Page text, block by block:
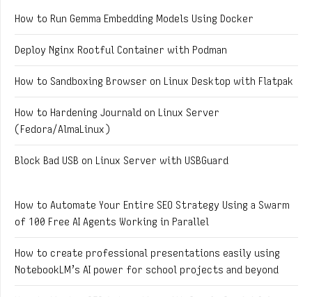
How to Run Gemma Embedding Models Using Docker
Deploy Nginx Rootful Container with Podman
How to Sandboxing Browser on Linux Desktop with Flatpak
How to Hardening Journald on Linux Server
(Fedora/AlmaLinux)
Block Bad USB on Linux Server with USBGuard
How to Automate Your Entire SEO Strategy Using a Swarm
of 100 Free AI Agents Working in Parallel
How to create professional presentations easily using
NotebookLM’s AI power for school projects and beyond